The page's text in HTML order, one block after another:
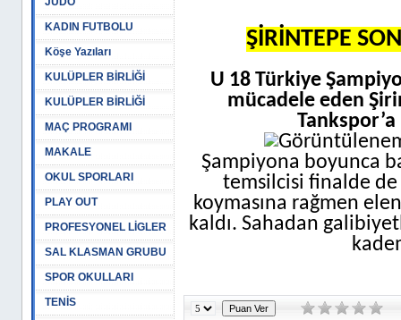
KADIN FUTBOLU
Köşe Yazıları
KULÜPLER BİRLİĞİ
KULÜPLER BİRLİĞİ
MAÇ PROGRAMI
MAKALE
OKUL SPORLARI
PLAY OUT
PROFESYONEL LİGLER
SAL KLASMAN GRUBU
SPOR OKULLARI
TENİS
ŞİRİNTEPE
U 18 Türkiye
mücadele eden
Şampiyona boyunca
temsilcisi finalde
koymasına rağmen
kaldı. Sahadan